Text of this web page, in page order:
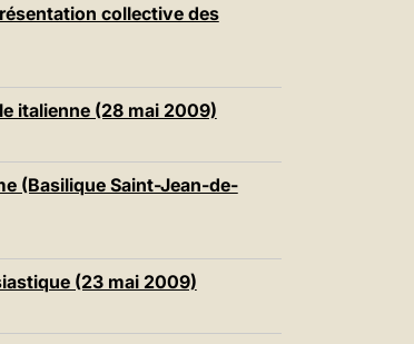
collective des
italienne (28 mai 2009)
(Basilique Saint-Jean-de-
(23 mai 2009)